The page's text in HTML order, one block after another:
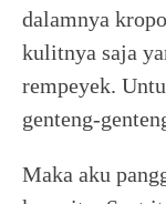
dalamnya
kulitnya saja
rempeyek.
genteng-
Maka aku